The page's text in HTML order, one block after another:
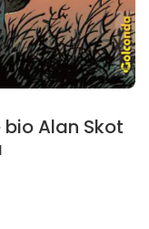
Alan Skot